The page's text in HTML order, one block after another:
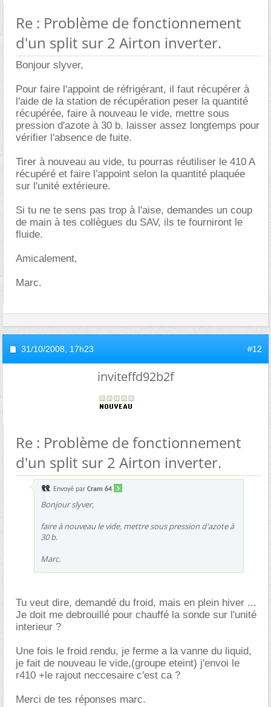
Re : Problème de fonctionnement
d'un split sur 2 Airton inverter.
Bonjour slyver,
Pour faire l'appoint de réfrigérant, il faut récupérer à
l'aide de la station de récupération peser la quantité
récupérée, faire à nouveau le vide, mettre sous
pression d'azote à 30 b. laisser assez longtemps pour
vérifier l'absence de fuite.
Tirer à nouveau au vide, tu pourras réutiliser le 410 A
récupéré et faire l'appoint selon la quantité plaquée
sur l'unité extérieure.
Si tu ne te sens pas trop à l'aise, demandes un coup
de main à tes collègues du SAV, ils te fourniront le
fluide.
Amicalement,
Marc.
31/10/2008, 17h23 #12
inviteffd92b2f
Re : Problème de fonctionnement
d'un split sur 2 Airton inverter.
Envoyé par Cram 64
Bonjour slyver,
faire à nouveau le vide, mettre sous pression d'azote à
30 b.
Marc.
Tu veut dire, demandé du froid, mais en plein hiver ...
Je doit me debrouillé pour chauffé la sonde sur l'unité
interieur ?
Une fois le froid rendu, je ferme a la vanne du liquid,
je fait de nouveau le vide,(groupe eteint) j'envoi le
r410 +le rajout neccesaire c'est ca ?
Merci de tes réponses marc.